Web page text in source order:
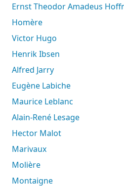
Ernst Theodor Amadeus
Homère
Victor Hugo
Henrik Ibsen
Alfred Jarry
Eugène Labiche
Maurice Leblanc
Alain-René Lesage
Hector Malot
Marivaux
Molière
Montaigne